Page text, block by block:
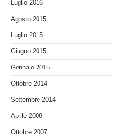
Luglio 2016
Agosto 2015
Luglio 2015
Giugno 2015
Gennaio 2015
Ottobre 2014
Settembre 2014
Aprile 2008
Ottobre 2007